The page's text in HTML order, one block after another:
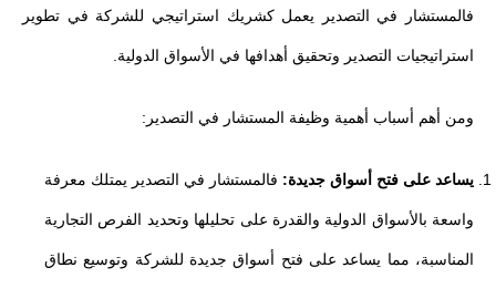
فالمستشار في التصدير يعمل كشريك استراتيجي للشركة في تطوير
استراتيجيات التصدير وتحقيق أهدافها في الأسواق الدولية.
ومن أهم أسباب أهمية وظيفة المستشار في التصدير:
يساعد على فتح أسواق جديدة: فالمستشار في التصدير يمتلك معرفة
واسعة بالأسواق الدولية والقدرة على تحليلها وتحديد الفرص التجارية
المناسبة، مما يساعد على فتح أسواق جديدة للشركة وتوسيع نطاق